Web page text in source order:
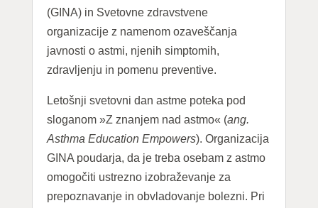
(GINA) in Svetovne zdravstvene
organizacije z namenom ozaveščanja
javnosti o astmi, njenih simptomih,
zdravljenju in pomenu preventive.
Letošnji svetovni dan astme poteka pod
sloganom »Z znanjem nad astmo« (ang.
Asthma Education Empowers). Organizacija
GINA poudarja, da je treba osebam z astmo
omogočiti ustrezno izobraževanje za
prepoznavanje in obvladovanje bolezni. Pri